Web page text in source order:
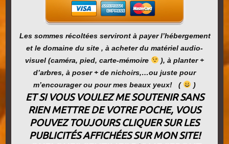
Les sommes récoltées serviront à payer l’hébergement
et le domaine du site , à acheter du matériel audio-
visuel (caméra, pied, carte-mémoire
), à planter +
d’arbres, à poser + de nichoirs,…ou juste pour
m’encourager ou pour mes beaux yeux!( )
ET SI VOUS VOULEZ ME SOUTENIR SANS
RIEN METTRE DE VOTRE POCHE, VOUS
POUVEZ TOUJOURS CLIQUER SUR LES
PUBLICITÉS AFFICHÉES SUR MON SITE!